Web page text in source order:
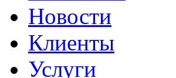
Новости
Клиенты
Услуги